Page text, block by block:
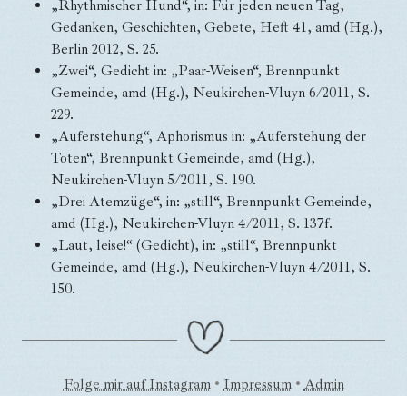
„Rhythmischer Hund“, in: Für jeden neuen Tag,
Gedanken, Geschichten, Gebete, Heft 41, amd (Hg.),
Berlin 2012, S. 25.
„Zwei“, Gedicht in: „Paar-Weisen“, Brennpunkt
Gemeinde, amd (Hg.), Neukirchen-Vluyn 6/2011, S.
229.
„Auferstehung“, Aphorismus in: „Auferstehung der
Toten“, Brennpunkt Gemeinde, amd (Hg.),
Neukirchen-Vluyn 5/2011, S. 190.
„Drei Atemzüge“, in: „still“, Brennpunkt Gemeinde,
amd (Hg.), Neukirchen-Vluyn 4/2011, S. 137f.
„Laut, leise!“ (Gedicht), in: „still“, Brennpunkt
Gemeinde, amd (Hg.), Neukirchen-Vluyn 4/2011, S.
150.
Folge mir auf Instagram • Impressum • Admin